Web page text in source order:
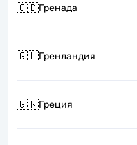
🇬🇩Гренада
🇬🇱Гренландия
🇬🇷Греция